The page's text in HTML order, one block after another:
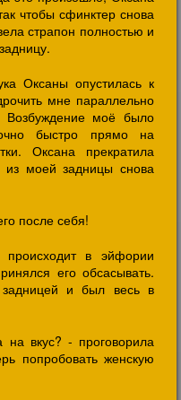
чтобы сфинктер снова
страпон полностью и
Оксаны опустилась к
мне параллельно
моё было
быстро прямо на
Оксана прекратила
моей задницы снова
после себя!
в эйфории
его обсасывать.
и был весь в
на вкус? - проговорила
попробовать женскую